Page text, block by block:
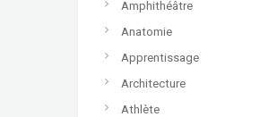
Amphithéâtre
Anatomie
Apprentissage
Architecture
Athlète